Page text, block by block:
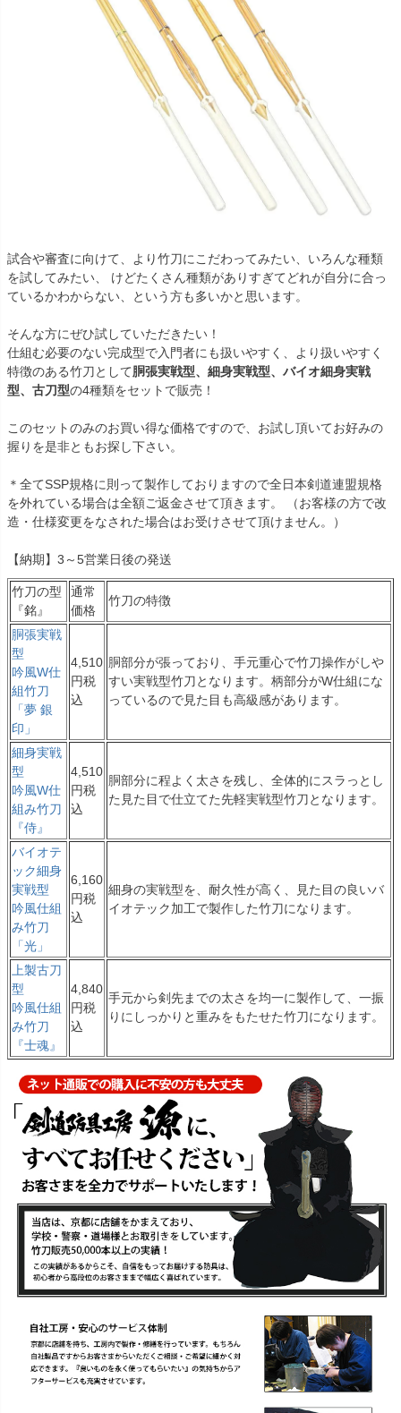
試合や審査に向けて、より竹刀にこだわってみたい、いろんな種類
を試してみたい、 けどたくさん種類がありすぎてどれが自分に合っ
ているかわからない、という方も多いかと思います。
そんな方にぜひ試していただきたい！
仕組む必要のない完成型で入門者にも扱いやすく、より扱いやすく
特徴のある竹刀として胴張実戦型、細身実戦型、バイオ細身実戦
型、古刀型の4種類をセットで販売！
このセットのみのお買い得な価格ですので、お試し頂いてお好みの
握りを是非ともお探し下さい。
＊全てSSP規格に則って製作しておりますので全日本剣道連盟規格
を外れている場合は全額ご返金させて頂きます。 （お客様の方で改
造・仕様変更をなされた場合はお受けさせて頂けません。）
【納期】3～5営業日後の発送
竹刀の型
『銘』
通常
価格
竹刀の特徴
胴張実戦
型
吟風W仕
組竹刀
「夢 銀
印」
4,510
円税
込
胴部分が張っており、手元重心で竹刀操作がしや
すい実戦型竹刀となります。柄部分がW仕組にな
っているので見た目も高級感があります。
細身実戦
型
吟風W仕
組み竹刀
『侍』
4,510
円税
込
胴部分に程よく太さを残し、全体的にスラっとし
た見た目で仕立てた先軽実戦型竹刀となります。
バイオテ
ック細身
実戦型
吟風仕組
み竹刀
「光」
6,160
円税
込
細身の実戦型を、耐久性が高く、見た目の良いバ
イオテック加工で製作した竹刀になります。
上製古刀
型
吟風仕組
み竹刀
『士魂』
4,840
円税
込
手元から剣先までの太さを均一に製作して、一振
りにしっかりと重みをもたせた竹刀になります。